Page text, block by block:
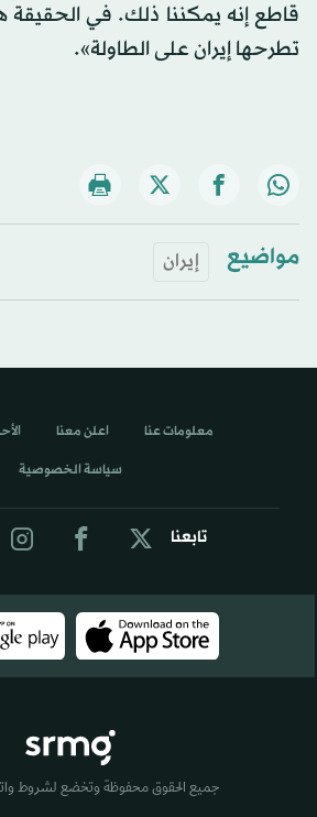
قاطع إنه يمكننا ذلك. في
تطرحها إيران على الطاولة».
مواضيع إيران
تابعنا
معلومات عنا اعلن معنا
سياسة الخصوصية
جميع الحقوق محفوظة وتخضع لشروط